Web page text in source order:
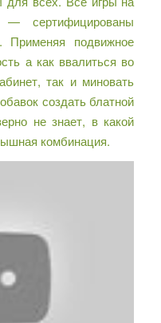
сертифицированы
Применяя подвижное
а как ввалиться во
так и миновать
создать блатной
не знает, в какой
комбинация.